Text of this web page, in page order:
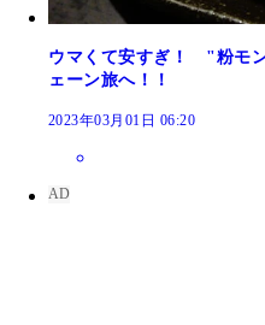
ウマくて安すぎ！ "粉モ
ェーン旅へ！！
2023年03月01日 06:20